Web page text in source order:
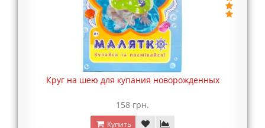
Круг на шею для купания новорожденных
158 грн.
Купить